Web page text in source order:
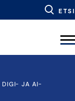
ETSI
DIGI- JA AI-